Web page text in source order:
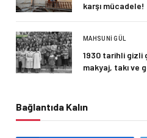
karşı mücadele!
MAHSUNI GÜL
1930 tarihli gizli
makyaj, takı ve
Bağlantıda Kalın